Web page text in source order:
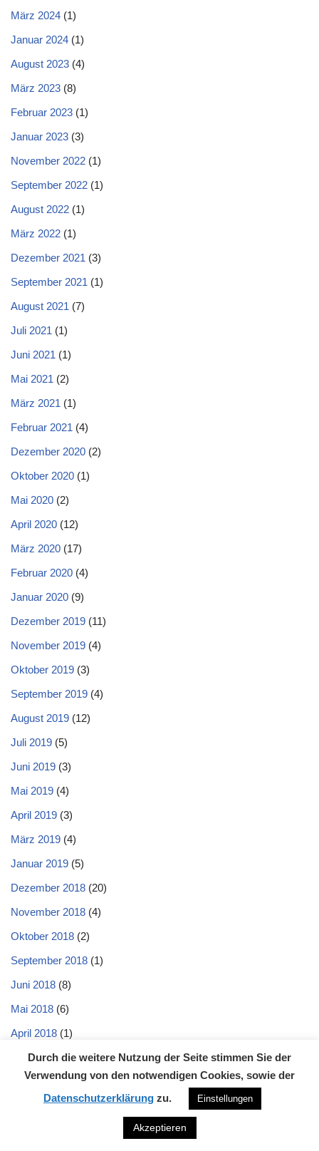
März 2024 (1)
Januar 2024 (1)
August 2023 (4)
März 2023 (8)
Februar 2023 (1)
Januar 2023 (3)
November 2022 (1)
September 2022 (1)
August 2022 (1)
März 2022 (1)
Dezember 2021 (3)
September 2021 (1)
August 2021 (7)
Juli 2021 (1)
Juni 2021 (1)
Mai 2021 (2)
März 2021 (1)
Februar 2021 (4)
Dezember 2020 (2)
Oktober 2020 (1)
Mai 2020 (2)
April 2020 (12)
März 2020 (17)
Februar 2020 (4)
Januar 2020 (9)
Dezember 2019 (11)
November 2019 (4)
Oktober 2019 (3)
September 2019 (4)
August 2019 (12)
Juli 2019 (5)
Juni 2019 (3)
Mai 2019 (4)
April 2019 (3)
März 2019 (4)
Januar 2019 (5)
Dezember 2018 (20)
November 2018 (4)
Oktober 2018 (2)
September 2018 (1)
Juni 2018 (8)
Mai 2018 (6)
April 2018 (1)
Januar 2018(1)
November 2017(3)
Oktober 2017(2)
Durch die weitere Nutzung der Seite stimmen Sie der
Verwendung von den notwendigen Cookies, sowie der
Datenschutzerklärung zu. Einstellungen
Akzeptieren